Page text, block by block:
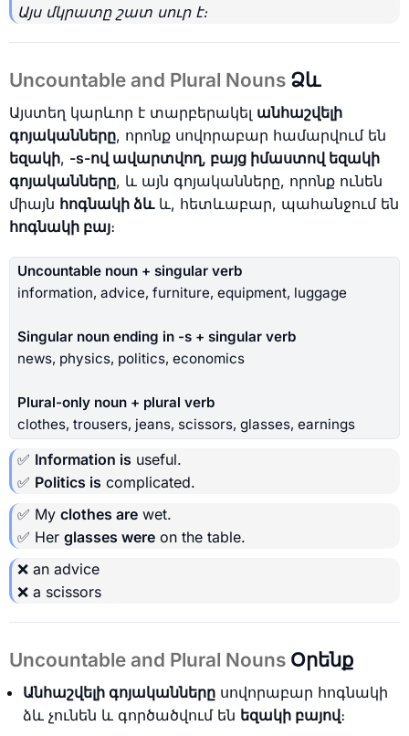
Այս մկրատը շատ սուր է։
Uncountable and Plural Nouns Ձև
Այստեղ կարևոր է տարբերակել անհաշվելի
գոյականները, որոնք սովորաբար համարվում են
եզակի, -s-ով ավարտվող, բայց իմաստով եզակի
գոյականները, և այն գոյականները, որոնք ունեն
միայն հոգնակի ձևև, հետևաբար, պահանջում են
հոգնակի բայ։
Uncountable noun + singular verb
information, advice, furniture, equipment, luggage
Singular noun ending in -s + singular verb
news, physics, politics, economics
Plural-only noun + plural verb
clothes, trousers, jeans, scissors, glasses, earnings
✅ Information is useful.
✅ Politics is complicated.
✅ My clothes are wet.
✅ Her glasses were on the table.
❌ an advice
❌ a scissors
Uncountable and Plural Nouns Օրենք
Անհաշվելի գոյականները սովորաբար հոգնակի
ձև չունեն և գործածվում են եզակի բայով։